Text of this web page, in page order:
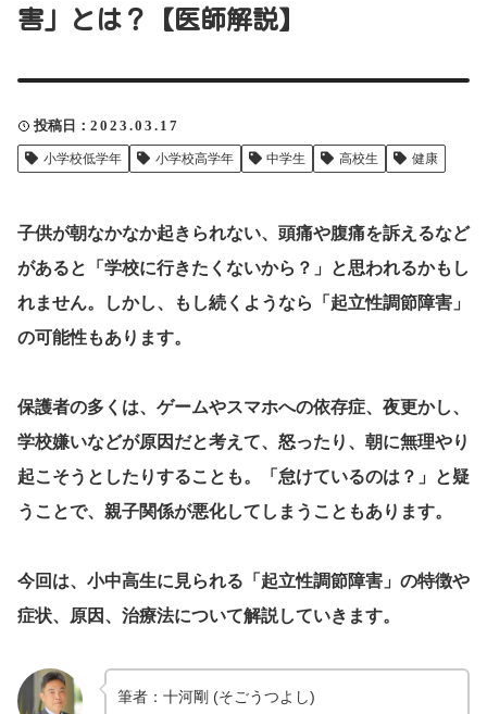
害」とは？【医師解説】
投稿日 2023.03.17
小学校低学年 小学校高学年 中学生 高校生 健康
子供が朝なかなか起きられない、頭痛や腹痛を訴えるなど
があると「学校に行きたくないから？」と思われるかもし
れません。しかし、もし続くようなら「起立性調節障害」
の可能性もあります。
保護者の多くは、ゲームやスマホへの依存症、夜更かし、
学校嫌いなどが原因だと考えて、怒ったり、朝に無理やり
起こそうとしたりすることも。「怠けているのは？」と疑
うことで、親子関係が悪化してしまうこともあります。
今回は、小中高生に見られる「起立性調節障害」の特徴や
症状、原因、治療法について解説していきます。
筆者：十河剛 (そごうつよし)
クリップ記事一覧
感想・声を送る